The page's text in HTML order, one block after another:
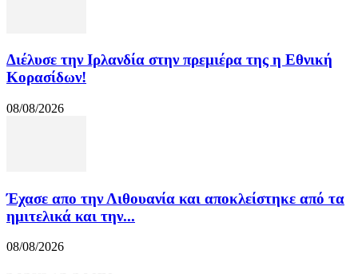
Διέλυσε την Ιρλανδία στην πρεμιέρα της η Εθνική
Κορασίδων!
08/08/2026
Έχασε απο την Λιθουανία και αποκλείστηκε από τα
ημιτελικά και την...
08/08/2026